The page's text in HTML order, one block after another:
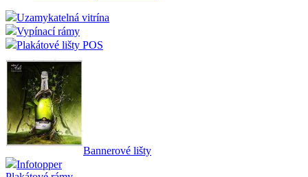
Uzamykatelná vitrína
Vypínací rámy
Plakátové lišty POS
Bannerové lišty
Infotopper